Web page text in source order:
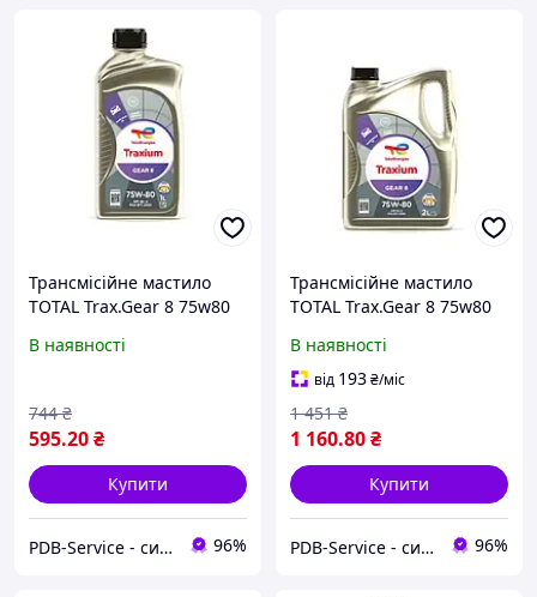
Трансмісійне мастило
TOTAL Trax.Gear 8 75w80
В наявності
595.20₴
744 ₴
Купити
PDB-Service - сила всередині кожного двигуна 96%
Трансмісійне мастило
TOTAL Trax.Gear 8 75w80
В наявності
від 193₴/міс
1 160.80₴
1 451 ₴
Купити
PDB-Service - сила всередині кожного двигуна 96%